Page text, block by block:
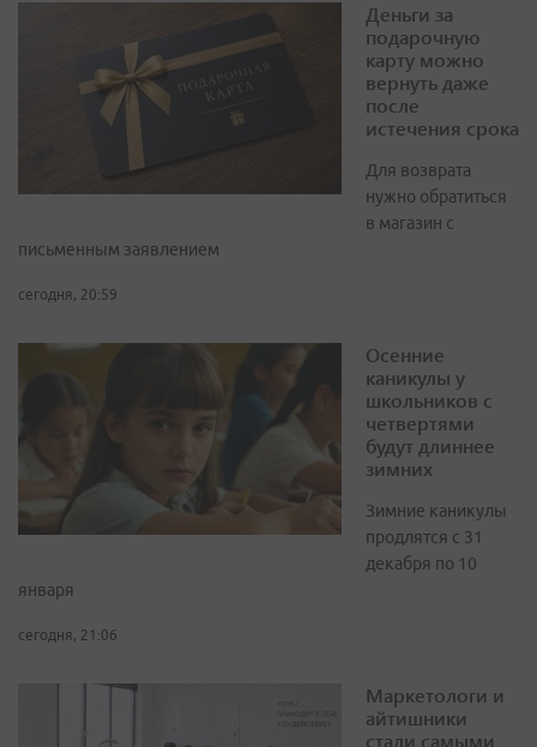
Деньги за
подарочную
карту можно
вернуть даже
после
истечения срока
Для возврата
нужно обратиться
в магазин с
письменным заявлением
сегодня, 20:59
Осенние
каникулы у
школьников с
четвертями
будут длиннее
зимних
Зимние каникулы
продлятся с 31
декабря по 10
января
сегодня, 21:06
Маркетологи и
айтишники
стали самыми